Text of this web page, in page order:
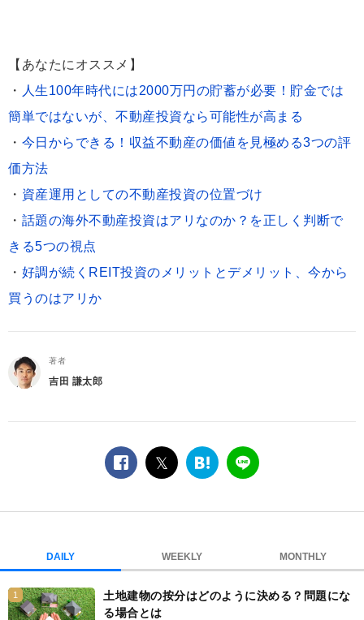
【あなたにオススメ】
・ 人生100年時代には2000万円の貯蓄が必要！貯金では
簡単ではないが、不動産投資なら可能性が高まる
・ 今日からできる！収益不動産の価値を見極める3つの評
価方法
・ 資産運用としての不動産投資の位置づけ
・ 話題の海外不動産投資はアリなのか？を正しく判断で
きる5つの視点
・ 好調が続くREIT投資のメリットとデメリット、今から
買うのはアリか
著者
吉田 謙太郎
facebook
twitterは
ブ
ク
マ
ク
LINE
DAILY WEEKLY MONTHLY
1
土地建物の按分はどのように決める？問題にな
る場合とは